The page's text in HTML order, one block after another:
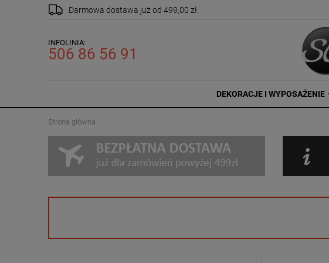
Darmowa dostawa już od 499,00 zł.
INFOLINIA:
506 86 56 91
DEKORACJE I WYPOSAŻENIE
Strona główna